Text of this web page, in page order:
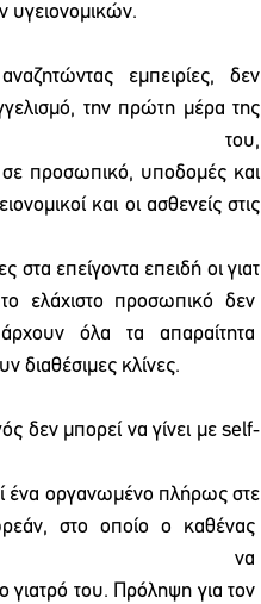
υγειονομικών.
εμπειρίες, δεν
την πρώτη μέρα της
του,
σε προσωπικό, υποδομές και
και οι ασθενείς στις
επείγοντα επειδή οι γιατ
ελάχιστο  προσωπικό  δεν
όλα  τα  απαραίτητα
διαθέσιμες κλίνες.
μπορεί να γίνει με self‐
ένα οργανωμένο πλήρως στε
στο  οποίο  ο  καθένας
να
γιατρό του. Πρόληψη για τον